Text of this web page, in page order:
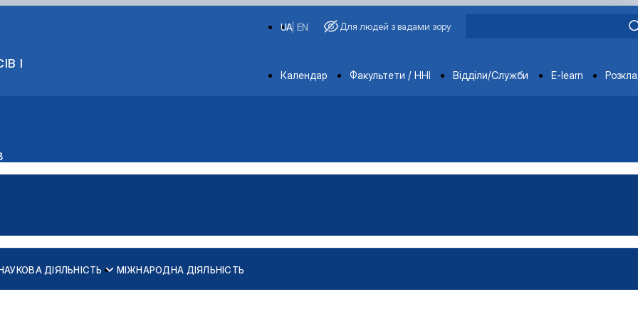
І
EN
UA Для людей з вадами зору
Departments
Календар Факультети / ННІ Відділи/Служби E-learn
ДІЯЛЬНІСТЬ МІЖНАРОДНА ДІЯЛЬНІСТЬ